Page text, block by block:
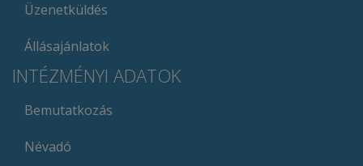
Üzenetküldés
Állásajánlatok
INTÉZMÉNYI ADATOK
Bemutatkozás
Névadó